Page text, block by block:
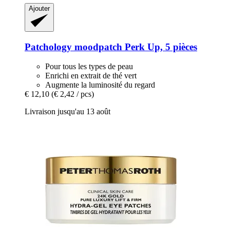
Ajouter
Patchology moodpatch Perk Up, 5 pièces
Pour tous les types de peau
Enrichi en extrait de thé vert
Augmente la luminosité du regard
€ 12,10 (€ 2,42 / pcs)
Livraison jusqu'au 13 août